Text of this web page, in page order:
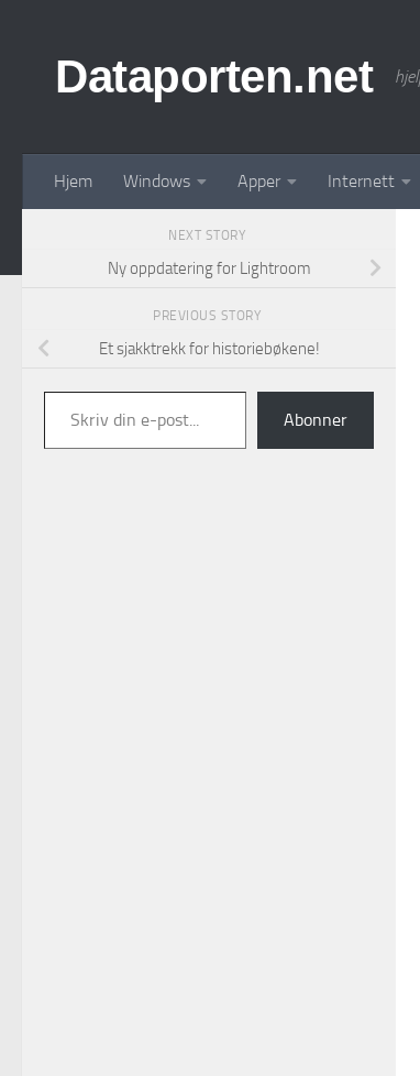
Dataporten.net
Hjem Windows Apper Internett
NEXT STORY
Ny oppdatering for Lightroom
PREVIOUS STORY
Et sjakktrekk for historiebøkene!
Skriv din e-post...
Abonner